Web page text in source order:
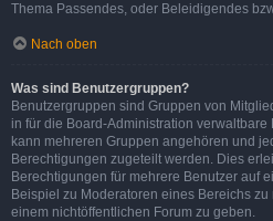
Thema Passendes, oder Beleidigendes
Nach oben
Was sind Benutzergruppen?
Benutzergruppen sind Gruppen von
in für die Board-Administration
kann mehreren Gruppen angehören und
Berechtigungen zugeteilt werden. Dies
Berechtigungen für mehrere Benutzer auf
Beispiel zu Moderatoren eines Bereichs
einem nichtöffentlichen Forum zu geben.